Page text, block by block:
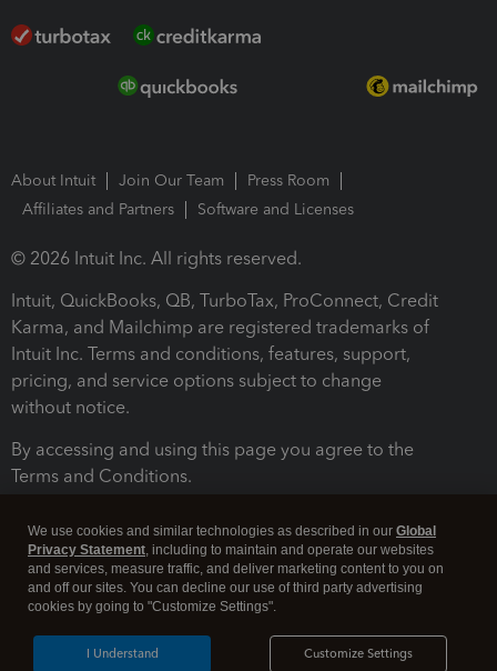
About Intuit Join Our Team
Press Room
Affiliates and Partners
Software and Licenses
© 2026 Intuit Inc. All rights reserved.
Intuit, QuickBooks, QB, TurboTax, ProConnect, Credit
Karma, and Mailchimp are registered trademarks of
Intuit Inc. Terms and conditions, features, support,
pricing, and service options subject to change
without notice.
By accessing and using this page you agree to the
Terms and Conditions.
We use cookies and similar technologies as described in our Global
Privacy Statement, including to maintain and operate our websites
and services, measure traffic, and deliver marketing content to you on
and off our sites. You can decline our use of third party advertising
cookies by going to "Customize Settings".
Customize Settings
I Understand